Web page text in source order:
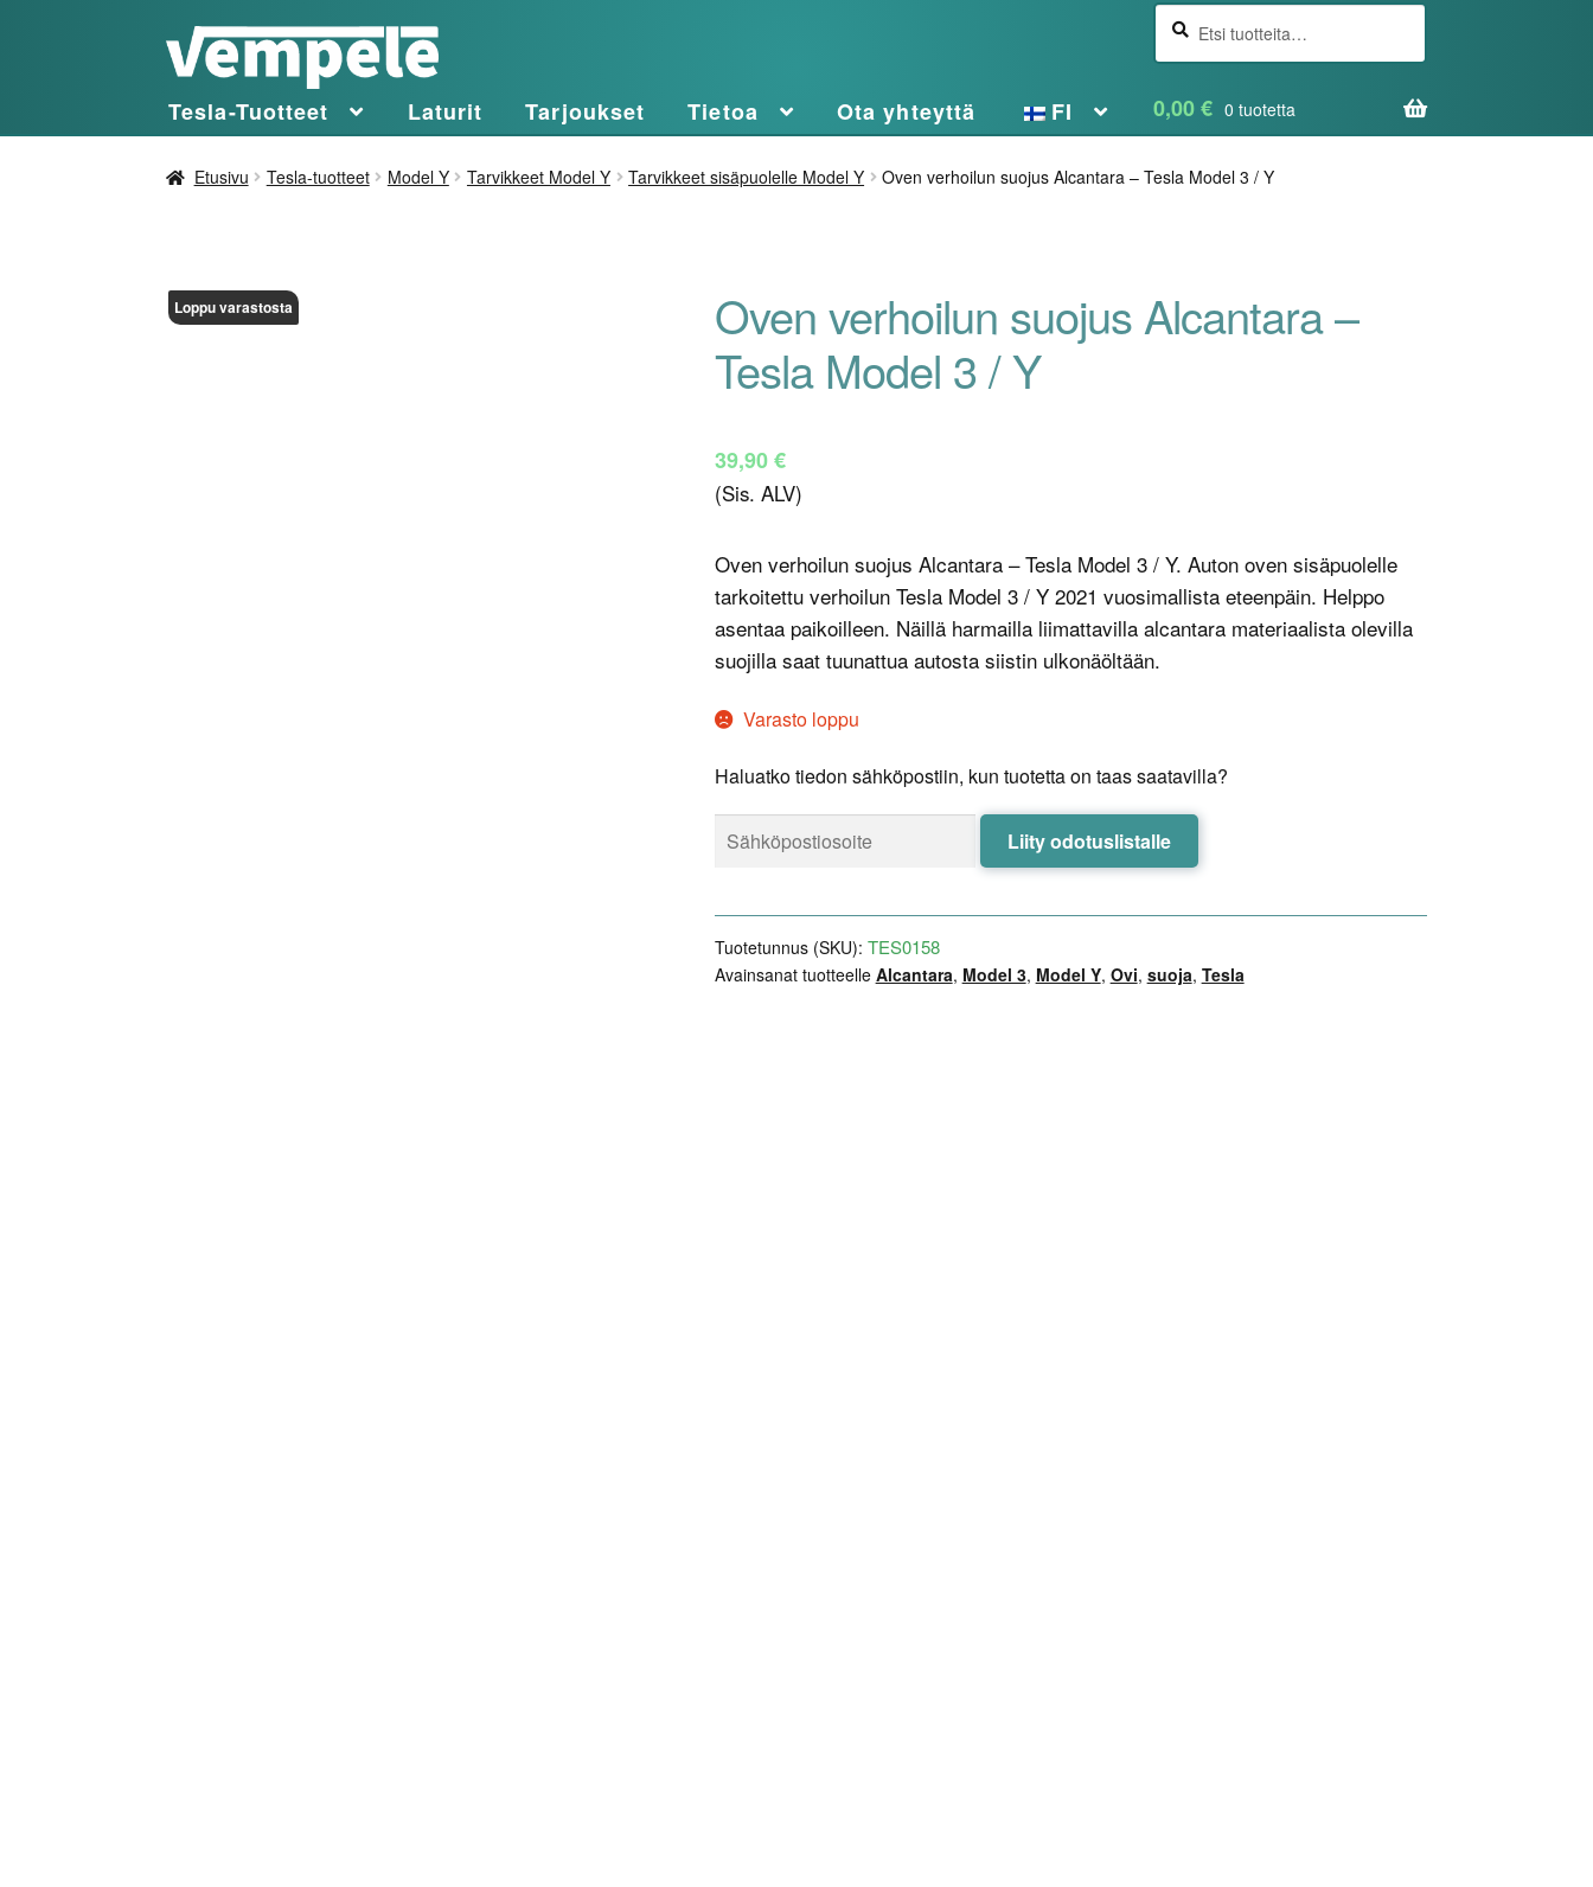
Siirry
Siirry
Etsi
Haku
Tesla-Tuotteet Laturit Tarjoukset Tietoa Ota yhteyttä FI 0,00€ 0 tuotetta
Etusivu Tesla-tuotteet Model Y Tarvikkeet Model Y Tarvikkeet sisäpuolelle Model Y Oven verhoilun suojus Alcantara – Tesla Model 3 / Y
Loppu varastosta
Oven verhoilun suojus Alcantara –
Tesla Model 3 / Y
39,90€
(Sis. ALV)
Oven verhoilun suojus Alcantara – Tesla Model 3 / Y. Auton oven sisäpuolelle
tarkoitettu verhoilun Tesla Model 3 / Y 2021 vuosimallista eteenpäin. Helppo
asentaa paikoilleen. Näillä harmailla liimattavilla alcantara materiaalista olevilla
suojilla saat tuunattua autosta siistin ulkonäöltään.
Varasto loppu
Haluatko tiedon sähköpostiin, kun tuotetta on taas saatavilla?
Liity odotuslistalle
Tuotetunnus (SKU): TES0158
Avainsanat tuotteelle Alcantara, Model 3, Model Y, Ovi, suoja, Tesla